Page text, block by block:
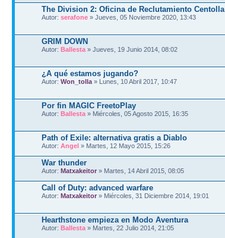
The Division 2: Oficina de Reclutamiento Centolla
Autor: serafone » Jueves, 05 Noviembre 2020, 13:43
GRIM DOWN
Autor: Ballesta » Jueves, 19 Junio 2014, 08:02
¿A qué estamos jugando?
Autor: Won_tolla » Lunes, 10 Abril 2017, 10:47
Por fin MAGIC FreetoPlay
Autor: Ballesta » Miércoles, 05 Agosto 2015, 16:35
Path of Exile: alternativa gratis a Diablo
Autor: Angel » Martes, 12 Mayo 2015, 15:26
War thunder
Autor: Matxakeitor » Martes, 14 Abril 2015, 08:05
Call of Duty: advanced warfare
Autor: Matxakeitor » Miércoles, 31 Diciembre 2014, 19:01
Hearthstone empieza en Modo Aventura
Autor: Ballesta » Martes, 22 Julio 2014, 21:05